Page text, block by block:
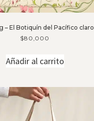
– El Botiquín del Pacífico claro
$80,000
Añadir al carrito